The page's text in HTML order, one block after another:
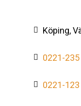
Köping,
0221-235
0221-123